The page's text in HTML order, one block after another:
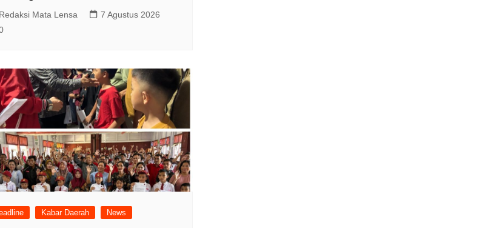
Redaksi Mata Lensa
7 Agustus 2026
Kabar Daerah News